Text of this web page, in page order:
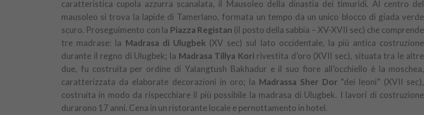
caratteristica cupola azzurra scanalata, il Mausoleo della dinastia dei timuridi. Al centro del
mausoleo si trova la lapide di Tamerlano, formata un tempo da un unico blocco di giada verde
scuro. Proseguimento con la Piazza Registan (il posto della sabbia – XV-XVII sec) che comprende
tre madrase: la Madrasa di Ulugbek(XV sec) sul lato occidentale, la più antica costruzione
durante il regno di Ulugbek; la Madrasa Tillya Kori rivestita d’oro (XVII sec), situata tra le altre
due, fu costruita per ordine di Yalangtush Bakhadur e il suo fiore all’occhiello è la moschea,
caratterizzata da elaborate decorazioni in oro; la Madrassa Sher Dor“dei leoni” (XVII sec),
costruita in modo da rispecchiare il più possibile la madrasa di Ulugbek. I lavori di costruzione
durarono 17 anni. Cena in un ristorante locale e pernottamento in hotel.